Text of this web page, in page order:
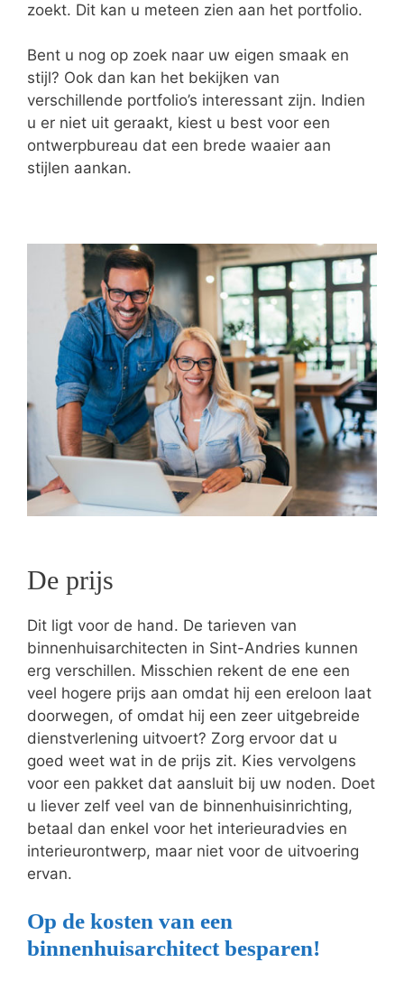
zoekt. Dit kan u meteen zien aan het portfolio.
Bent u nog op zoek naar uw eigen smaak en
stijl? Ook dan kan het bekijken van
verschillende portfolio’s interessant zijn. Indien
u er niet uit geraakt, kiest u best voor een
ontwerpbureau dat een brede waaier aan
stijlen aankan.
De prijs
Dit ligt voor de hand. De tarieven van
binnenhuisarchitecten in Sint-Andries kunnen
erg verschillen. Misschien rekent de ene een
veel hogere prijs aan omdat hij een ereloon laat
doorwegen, of omdat hij een zeer uitgebreide
dienstverlening uitvoert? Zorg ervoor dat u
goed weet wat in de prijs zit. Kies vervolgens
voor een pakket dat aansluit bij uw noden. Doet
u liever zelf veel van de binnenhuisinrichting,
betaal dan enkel voor het interieuradvies en
interieurontwerp, maar niet voor de uitvoering
ervan.
Op de kosten van een
binnenhuisarchitect besparen!